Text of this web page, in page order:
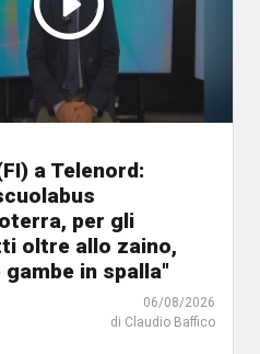
a Telenord:
per gli
oltre allo zaino,
gambe in spalla"
06/08/2026
di Claudio Baffico